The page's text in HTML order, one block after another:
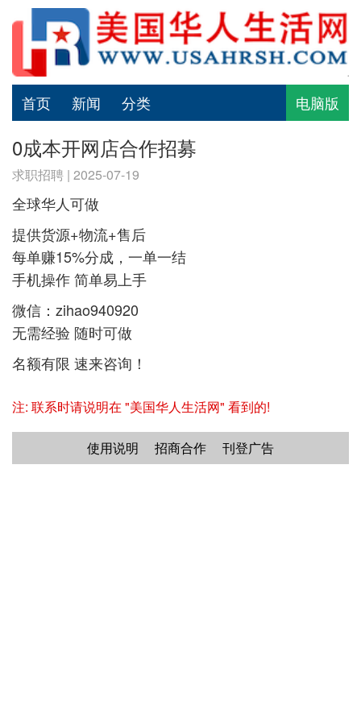
首页 新闻 分类 电脑版
0成本开网店合作招募
求职招聘 | 2025-07-19
全球华人可做
提供货源+物流+售后
每单赚15%分成，一单一结
手机操作 简单易上手
微信：zihao940920
无需经验 随时可做
名额有限 速来咨询！
注: 联系时请说明在 "美国华人生活网" 看到的!
使用说明 招商合作 刊登广告